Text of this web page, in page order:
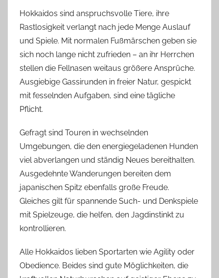
Hokkaidos sind anspruchsvolle Tiere, ihre
Rastlosigkeit verlangt nach jede Menge Auslauf
und Spiele. Mit normalen Fußmärschen geben sie
sich noch lange nicht zufrieden – an ihr Herrchen
stellen die Fellnasen weitaus größere Ansprüche.
Ausgiebige Gassirunden in freier Natur, gespickt
mit fesselnden Aufgaben, sind eine tägliche
Pflicht.
Gefragt sind Touren in wechselnden
Umgebungen, die den energiegeladenen Hunden
viel abverlangen und ständig Neues bereithalten.
Ausgedehnte Wanderungen bereiten dem
japanischen Spitz ebenfalls große Freude.
Gleiches gilt für spannende Such- und Denkspiele
mit Spielzeuge, die helfen, den Jagdinstinkt zu
kontrollieren.
Alle Hokkaidos lieben Sportarten wie Agility oder
Obedience. Beides sind gute Möglichkeiten, die